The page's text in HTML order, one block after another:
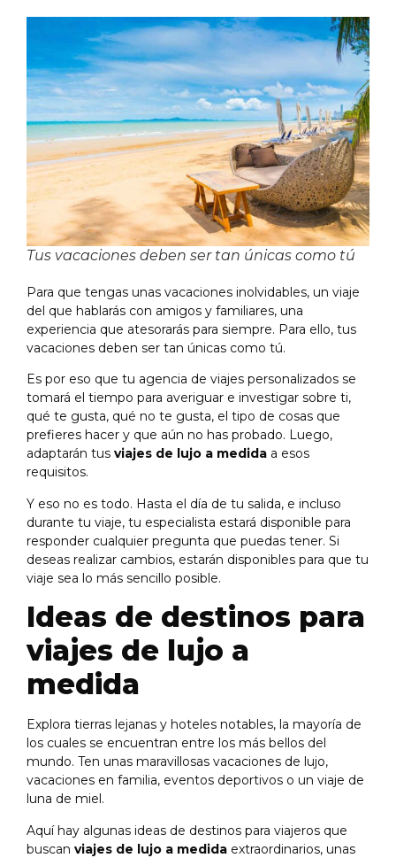
Tus vacaciones deben ser tan únicas como tú
Para que tengas unas vacaciones inolvidables, un viaje
del que hablarás con amigos y familiares, una
experiencia que atesorarás para siempre. Para ello, tus
vacaciones deben ser tan únicas como tú.
Es por eso que tu agencia de viajes personalizados se
tomará el tiempo para averiguar e investigar sobre ti,
qué te gusta, qué no te gusta, el tipo de cosas que
prefieres hacer y que aún no has probado. Luego,
adaptarán tus viajes de lujo a medida a esos
requisitos.
Y eso no es todo. Hasta el día de tu salida, e incluso
durante tu viaje, tu especialista estará disponible para
responder cualquier pregunta que puedas tener. Si
deseas realizar cambios, estarán disponibles para que tu
viaje sea lo más sencillo posible.
Ideas de destinos para
viajes de lujo a
medida
Explora tierras lejanas y hoteles notables, la mayoría de
los cuales se encuentran entre los más bellos del
mundo. Ten unas maravillosas vacaciones de lujo,
vacaciones en familia, eventos deportivos o un viaje de
luna de miel.
Aquí hay algunas ideas de destinos para viajeros que
buscan viajes de lujo a medida extraordinarios, unas